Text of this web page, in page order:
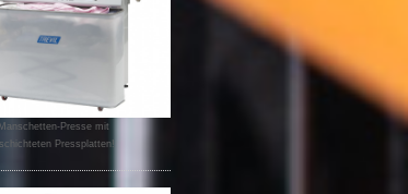
Presse mit
Pressplatten!